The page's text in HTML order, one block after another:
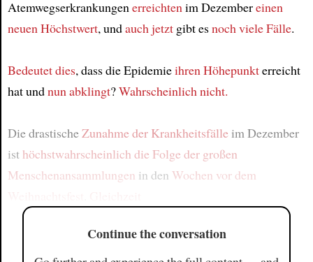
Atemwegserkrankungenerreichtenim Dezembereinen
neuen Höchstwert, undauch jetztgibt esnoch viele Fälle.
Bedeutet dies, dass die Epidemieihren Höhepunkterreicht
hat undnun abklingt?Wahrscheinlich nicht.
Die drastischeZunahme der Krankheitsfälleim Dezember
isthöchstwahrscheinlich die Folge der großen
Menschenansammlungen in den Wochen vor dem
Continue the conversation